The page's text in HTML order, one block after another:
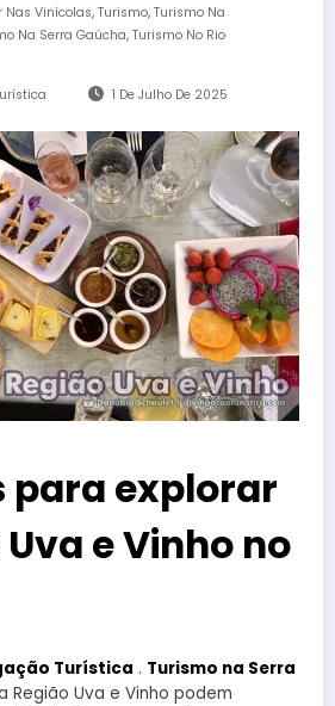
Nas Vinícolas, Turismo, Turismo Na
Na Serra Gaúcha, Turismo No Rio
1 De Julho De 2025
para explorar
e Vinho no
Turística . Turismo na Serra
Região Uva e Vinho podem